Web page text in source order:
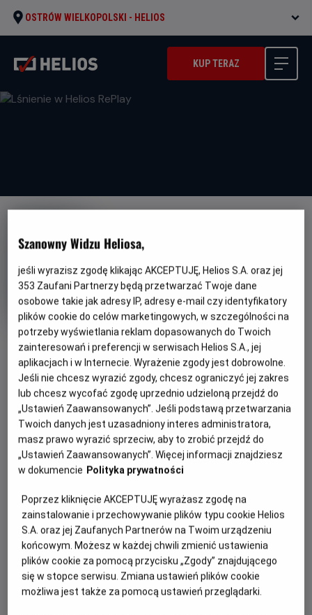
OSTRÓW WIELKOPOLSKI - HELIOS
KUP TERAZ
OBSERWUJ
Lśnienie w Helios RePlay
Oryginalny
tytuł
The Shining Gatunek
Horror
Minimalny
wiek
Od 15 lat
Czas
trwania
154 min
REŻYSERIA
Stanley Kubrick
SCENARIUSZ
Stanley Kubrick, Diane
Johnson
OBSADA
Danny Lloyd, Shelley Duvall, Jack Nicholson
WIĘCEJ SZCZEGÓŁÓW
OPIS WYDARZENIA
Spróbuj odpowiedzieć sobie na pytanie, czego boisz się
najbardziej: potworów z kosmosu? Zabójczego wirusa? A
może tego, że pewnego dnia ktoś z twoich bliskich - ktoś,
kto powinien strzec cię i kochać - nagle postanowi cię
zabić?
Lśnienie to ekranizacja bestsellerowej powieści Stephena
Kinga, którą uznano za arcydzieło filmu grozy. Pod
kierunkiem reżysera Stanleya Kubricka Jack Nicholson
stworzył niezapomnianą kreację w roli Jacka Torrance’a,
Szanowny Widzu Heliosa,
jeśli wyrazisz zgodę klikając AKCEPTUJĘ, Helios S.A. oraz jej
353 Zaufani Partnerzy będą przetwarzać Twoje dane
osobowe takie jak adresy IP, adresy e-mail czy identyfikatory
plików cookie do celów marketingowych, w szczególności na
potrzeby wyświetlania reklam dopasowanych do Twoich
zainteresowań i preferencji w serwisach Helios S.A., jej
aplikacjach i w Internecie. Wyrażenie zgody jest dobrowolne.
Jeśli nie chcesz wyrazić zgody, chcesz ograniczyć jej zakres
lub chcesz wycofać zgodę uprzednio udzieloną przejdź do
„Ustawień Zaawansowanych”. Jeśli podstawą przetwarzania
Twoich danych jest uzasadniony interes administratora,
masz prawo wyrazić sprzeciw, aby to zrobić przejdź do
„Ustawień Zaawansowanych”. Więcej informacji znajdziesz
w dokumencie Polityka prywatności
Poprzez kliknięcie AKCEPTUJĘ wyrażasz zgodę na
zainstalowanie i przechowywanie plików typu cookie Helios
S.A. oraz jej Zaufanych Partnerów na Twoim urządzeniu
końcowym. Możesz w każdej chwili zmienić ustawienia
plików cookie za pomocą przycisku „Zgody” znajdującego
się w stopce serwisu. Zmiana ustawień plików cookie
możliwa jest także za pomocą ustawień przeglądarki.